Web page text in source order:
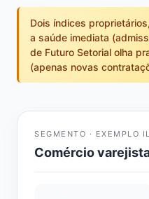
Dois índices
a saúde imediata
de Futuro Setorial olha
(apenas novas
SEGMENTO · EXEMPLO
Comércio